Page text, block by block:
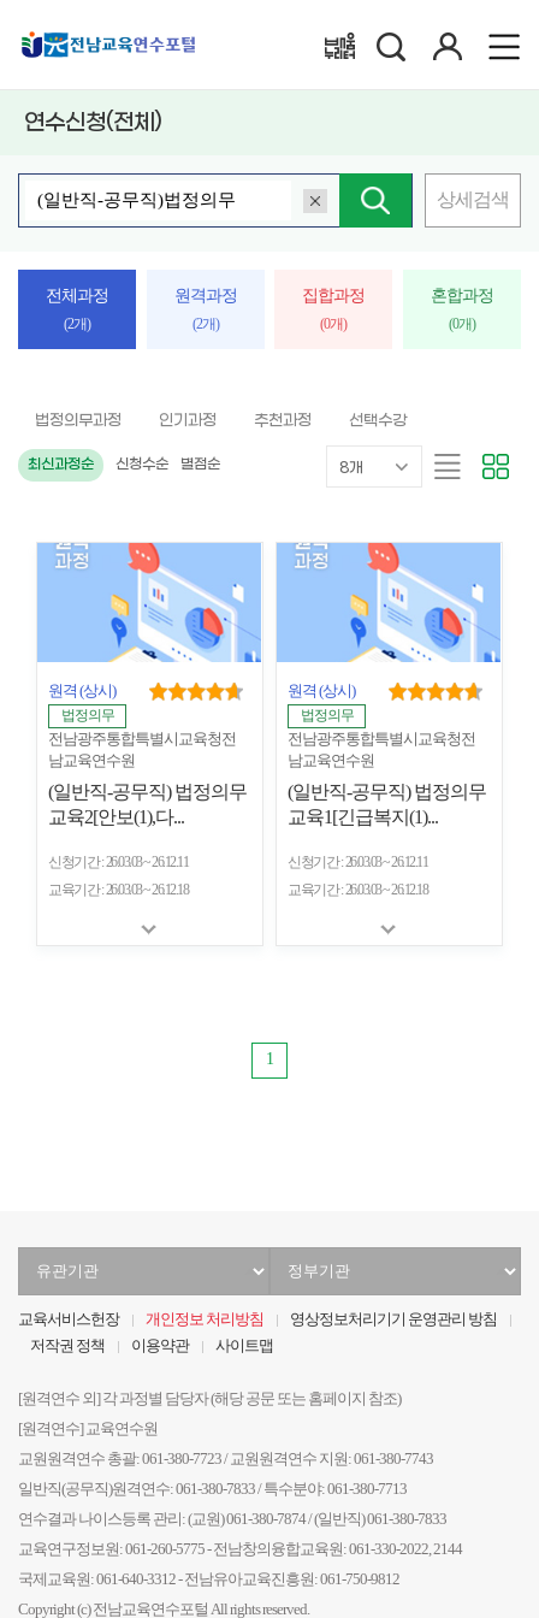
배움누리터
연수신청(전체)
핵
심
검색어 삭제 상세검색
전체과정
(2개)
원격과정
(2개)
집합과정
(0개)
혼합과정
(0개)
법정의무과정 인기과정 추천과정 선택수강
최신과정순 신청수순 별점순
개
수
8개
리
스
카
드
원격 (상시)
법정의무
전남광주통합특별시교육청전
남교육연수원
(일반직-공무직) 법정의무
교육2[안보(1),다...
신청기간 26.03.03 ~ 26.12.11
교육기간 26.03.03 ~ 26.12.18
원격 (상시)
법정의무
전남광주통합특별시교육청전
남교육연수원
(일반직-공무직) 법정의무
교육1[긴급복지(1)...
신청기간 26.03.03 ~ 26.12.11
교육기간 26.03.03 ~ 26.12.18
1
교육서비스헌장 개인정보 처리방침
영상정보처리기기 운영관리 방침
저작권 정책
이용약관 사이트맵
[원격연수 외] 각 과정별 담당자 (해당 공문 또는 홈페이지 참조)
[원격연수] 교육연수원
교원원격연수 총괄: 061-380-7723 / 교원원격연수 지원: 061-380-7743
일반직(공무직)원격연수: 061-380-7833 / 특수분야: 061-380-7713
연수결과 나이스등록 관리: (교원) 061-380-7874 / (일반직) 061-380-7833
교육연구정보원: 061-260-5775 - 전남창의융합교육원: 061-330-2022, 2144
국제교육원: 061-640-3312 - 전남유아교육진흥원: 061-750-9812
Copyright (c) 전남교육연수포털 All rights reserved.
관
선
관
선